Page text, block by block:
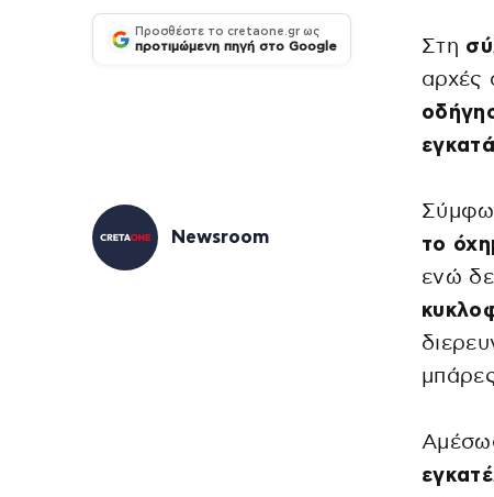
Προσθέστε το cretaone.gr ως
προτιμώμενη πηγή στο Google
Newsroom
Στη
αρχές
το
ενώ